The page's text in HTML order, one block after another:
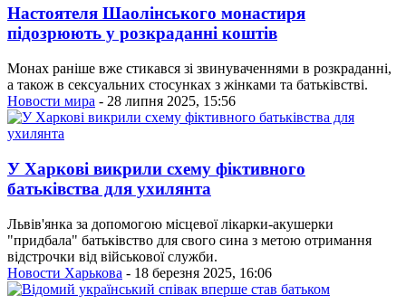
Настоятеля Шаолінського монастиря
підозрюють у розкраданні коштів
Монах раніше вже стикався зі звинуваченнями в розкраданні,
а також в сексуальних стосунках з жінками та батьківстві.
Новости мира - 28 липня 2025, 15:56
У Харкові викрили схему фіктивного
батьківства для ухилянта
Львів'янка за допомогою місцевої лікарки-акушерки
"придбала" батьківство для свого сина з метою отримання
відстрочки від військової служби.
Новости Харькова - 18 березня 2025, 16:06